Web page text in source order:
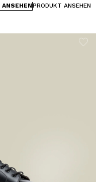
ANSEHENPRODUKT ANSEHEN